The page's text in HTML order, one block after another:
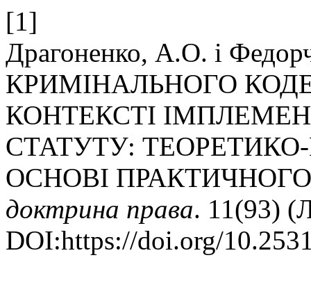
[1]
Драгоненко, А.О. і
КРИМІНАЛЬНОГО
КОНТЕКСТІ
СТАТУТУ:
ОСНОВІ
доктрина права. 11(93)
DOI:https://doi.org/